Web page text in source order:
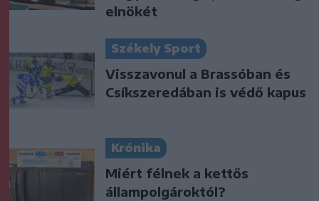
elnökét
Székely Sport
Visszavonul a Brassóban és
Csíkszeredában is védő kapus
Krónika
Miért félnek a kettős
állampolgároktól?